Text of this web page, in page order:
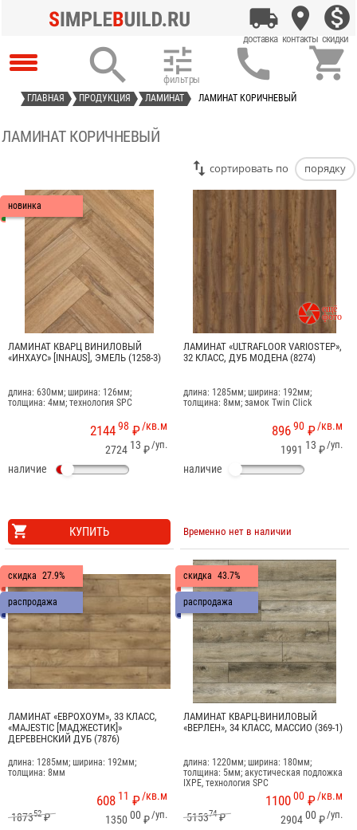
   
ГЛАВНАЯ ПРОДУКЦИЯ ЛАМИНАТ ЛАМИНАТ КОРИЧНЕВЫЙ
ЛАМИНАТ КОРИЧНЕВЫЙ
cортировать по порядку
новинка
ЛАМИНАТ КВАРЦ ВИНИЛОВЫЙ
«ИНХАУС» [INHAUS], ЭМЕЛЬ (1258-3)
длина: 630мм; ширина: 126мм;
толщина: 4мм; технология SPC
/кв.м
214498 ₽
/уп.
2724 13 ₽
наличие
КУПИТЬ

ЛАМИНАТ «ULTRAFLOOR VARIOSTEP»,
32 КЛАСС, ДУБ МОДЕНА (8274)
длина: 1285мм; ширина: 192мм;
толщина: 8мм; замок Twin Click
/кв.м
89690 ₽
/уп.
1991 13 ₽
наличие
Временно нет в наличии
скидка 27.9%
распродажа
ЛАМИНАТ «ЕВРОХОУМ», 33 КЛАСС,
«MAJESTIC [МАДЖЕСТИК]»
ДЕРЕВЕНСКИЙ ДУБ (7876)
длина: 1285мм; ширина: 192мм;
толщина: 8мм
/кв.м
608 11 ₽
187352₽ /уп.
1350 00 ₽
скидка 43.7%
распродажа
ЛАМИНАТ КВАРЦ-ВИНИЛОВЫЙ
«ВЕРЛЕН», 34 КЛАСС, МАССИО (369-1)
длина: 1220мм; ширина: 180мм;
толщина: 5мм; акустическая подложка
IXPE, технология SPC
/кв.м
110000 ₽
515374₽ /уп.
290400 ₽